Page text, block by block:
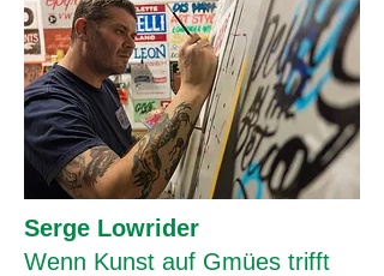
Serge Lowrider
Wenn Kunst auf Gmües trifft